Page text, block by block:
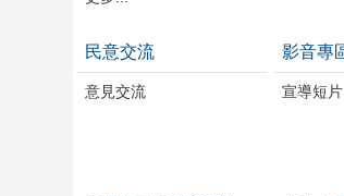
民意交流
意見交流
影音專
宣導短片